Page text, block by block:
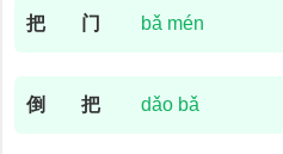
把 门 bǎ mén
倒 把 dǎo bǎ